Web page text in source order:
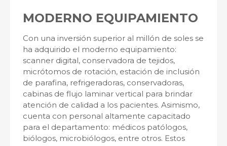
MODERNO EQUIPAMIENTO
Con una inversión superior al millón de soles se
ha adquirido el moderno equipamiento:
scanner digital, conservadora de tejidos,
micrótomos de rotación, estación de inclusión
de parafina, refrigeradoras, conservadoras,
cabinas de flujo laminar vertical para brindar
atención de calidad a los pacientes. Asimismo,
cuenta con personal altamente capacitado
para el departamento: médicos patólogos,
biólogos, microbiólogos, entre otros. Estos